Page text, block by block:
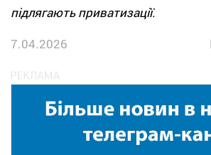
підлягають приватизації.
7.04.2026